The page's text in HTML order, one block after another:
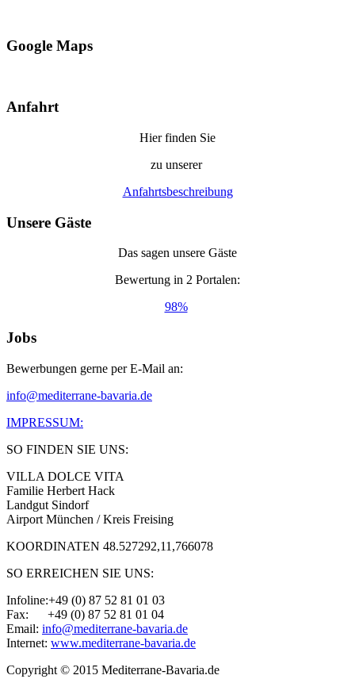
Google Maps
Anfahrt
Hier finden Sie
zu unserer
Anfahrtsbeschreibung
Unsere Gäste
Das sagen unsere Gäste
Bewertung in 2 Portalen:
98%
Jobs
Bewerbungen gerne per E-Mail an:
info@mediterrane-bavaria.de
IMPRESSUM:
SO FINDEN SIE UNS:
VILLA DOLCE VITA
Familie Herbert Hack
Landgut Sindorf
Airport München / Kreis Freising
KOORDINATEN 48.527292,11,766078
SO ERREICHEN SIE UNS:
Infoline:+49 (0) 87 52 81 01 03
Fax: +49 (0) 87 52 81 01 04
Email: info@mediterrane-bavaria.de
Internet: www.mediterrane-bavaria.de
Copyright © 2015 Mediterrane-Bavaria.de